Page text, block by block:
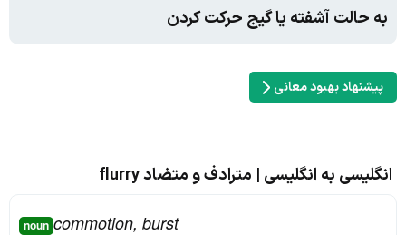
به حالت آشفته یا گیج حرکت کردن
پیشنهاد بهبود معانی
انگلیسی به انگلیسی | مترادف و متضاد flurry
noun commotion, burst